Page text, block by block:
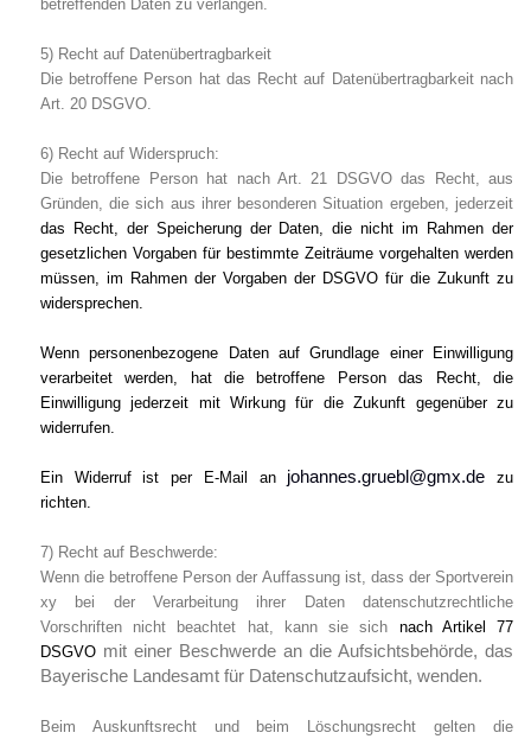
betreffenden Daten zu verlangen.
5) Recht auf Datenübertragbarkeit
Die betroffene Person hat das Recht auf Datenübertragbarkeit nach
Art. 20 DSGVO.
6) Recht auf Widerspruch:
Die betroffene Person hat nach Art. 21 DSGVO das Recht, aus
Gründen, die sich aus ihrer besonderen Situation ergeben, jederzeit
das Recht, der Speicherung der Daten, die nicht im Rahmen der
gesetzlichen Vorgaben für bestimmte Zeiträume vorgehalten werden
müssen, im Rahmen der Vorgaben der DSGVO für die Zukunft zu
widersprechen.
Wenn personenbezogene Daten auf Grundlage einer Einwilligung
verarbeitet werden, hat die betroffene Person das Recht, die
Einwilligung jederzeit mit Wirkung für die Zukunft gegenüber zu
widerrufen.
Ein Widerruf ist per E-Mail an johannes.gruebl@gmx.de
zu
richten.
7) Recht auf Beschwerde:
Wenn die betroffene Person der Auffassung ist, dass der Sportverein
xy bei der Verarbeitung ihrer Daten datenschutzrechtliche
Vorschriften nicht beachtet hat, kann sie sich nach Artikel 77
DSGVOmit einer Beschwerde an die Aufsichtsbehörde, das
Bayerische Landesamt für Datenschutzaufsicht, wenden.
Beim Auskunftsrecht und beim Löschungsrecht gelten die